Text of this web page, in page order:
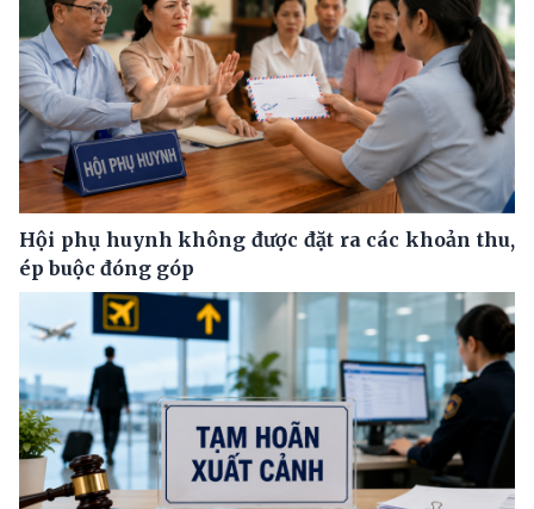
Hội phụ huynh không được đặt ra các khoản thu,
ép buộc đóng góp